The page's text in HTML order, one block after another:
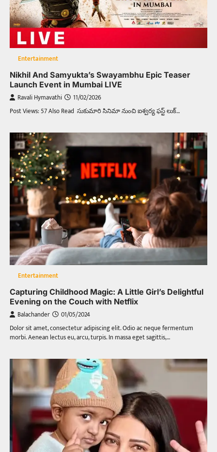
Entertainment
Nikhil And Samyukta’s Swayambhu Epic Teaser
Launch Event in Mumbai LIVE
Ravali Hymavathi 11/02/2026
Post Views: 57 Also Read సుకుమారి సినిమా నుంచి ఐశ్వర్య ఫస్ట్ లుక్…
Entertainment
Capturing Childhood Magic: A Little Girl’s Delightful
Evening on the Couch with Netflix
Balachander 01/05/2024
Dolor sit amet, consectetur adipiscing elit. Odio ac neque fermentum
morbi. Aenean lectus eu, arcu, turpis. In massa eget sagittis,…